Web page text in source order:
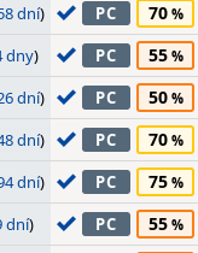
dní) PC 70
dny) PC 55
dní) PC 50
dní) PC 70
dní) PC 75
dní) PC 55